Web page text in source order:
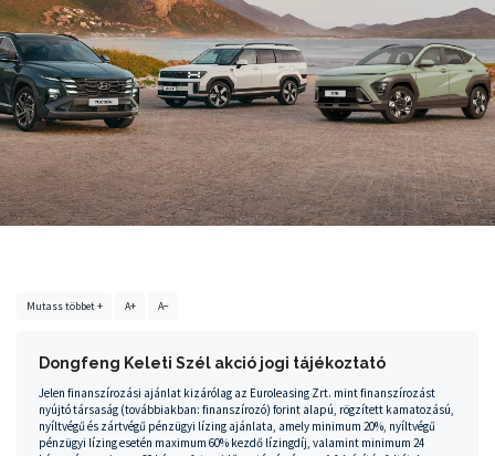
Mutass többet + A+ A−
Dongfeng Keleti Szél akció jogi tájékoztató
Jelen finanszírozási ajánlat kizárólag az Euroleasing Zrt. mint finanszírozást
nyújtó társaság (továbbiakban: finanszírozó) forint alapú, rögzített kamatozású,
nyíltvégű és zártvégű pénzügyi lízing ajánlata, amely minimum 20%, nyíltvégű
pénzügyi lízing esetén maximum 60% kezdő lízingdíj, valamint minimum 24